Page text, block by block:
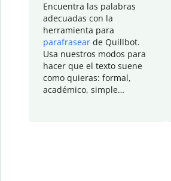
Encuentra las palabras
adecuadas con la
herramienta para
parafrasear de Quillbot.
Usa nuestros modos para
hacer que el texto suene
como quieras: formal,
académico, simple…